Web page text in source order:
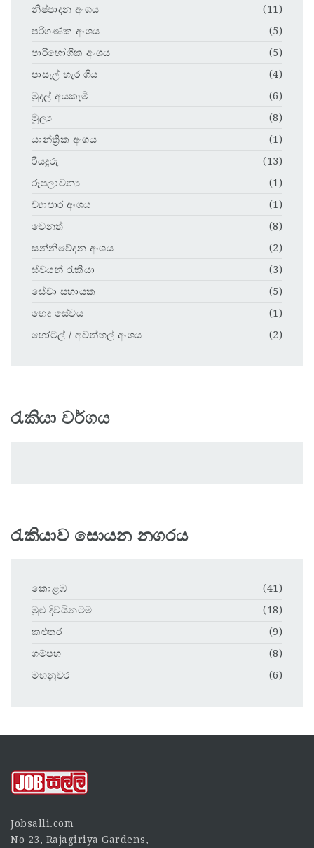
නිෂ්පාදන අංශය
(11)
පරිගණක අංශය
(5)
පාරිභෝගික අංශය
(5)
පාසැල් හැර ගිය
(4)
මුදල් අයකැමි
(6)
මූල්‍ය
(8)
යාන්ත්‍රික අංශය
(1)
රියදුරු
(13)
රූපලාවන්‍ය
(1)
ව්‍යාපාර අංශය
(1)
වෙනත්
(8)
සන්නිවේදන අංශය
(2)
ස්වයන් රැකියා
(3)
සේවා සහායක
(5)
හෙද සේවය
(1)
හෝටල් / අවන්හල් අංශය
(2)
රැකියා වර්ගය
රැකියාව සොයන නගරය
කොළඹ
(41)
මුළු දිවයිනටම
(18)
කළුතර
(9)
ගම්පහ
(8)
මහනුවර
(6)
Jobsalli.com
No 23, Rajagiriya Gardens,